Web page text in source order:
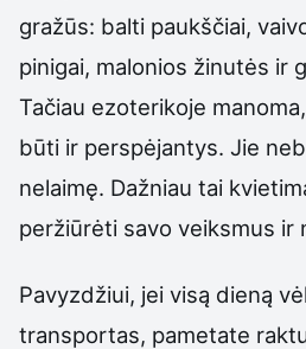
gražūs: balti paukščiai,
pinigai, malonios žinutės ir
Tačiau ezoterikoje
būti ir perspėjantys. Jie
nelaimę. Dažniau tai
peržiūrėti savo veiksmus ir
Pavyzdžiui, jei visą dieną
transportas, pametate